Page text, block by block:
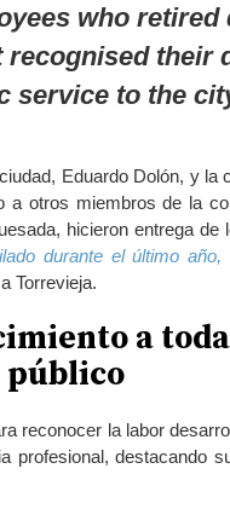
who retired
recognised their
service to the
Eduardo Dolón, y
a otros miembros de la
hicieron entrega
durante el último año,
Torrevieja.
a
reconocer la labor
profesional, destacando